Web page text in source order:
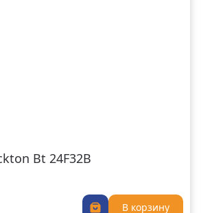
Bt 24F32B
В корзину